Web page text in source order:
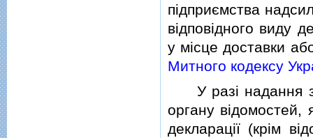
пiдприємства
вiдповiдного виду
у мiсце доставки
Митного кодексу
У разi надання
органу вiдомостей,
декларацiї (крiм